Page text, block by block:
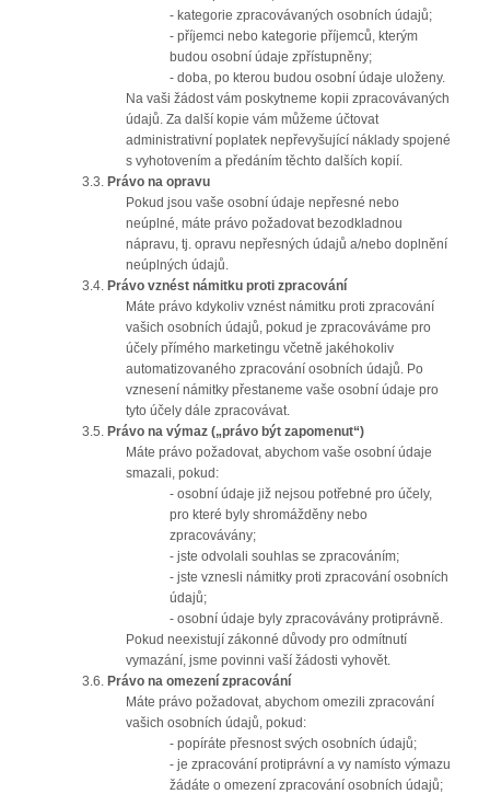
- kategorie zpracovávaných osobních údajů;
- příjemci nebo kategorie příjemců, kterým
budou osobní údaje zpřístupněny;
- doba, po kterou budou osobní údaje uloženy.
Na vaši žádost vám poskytneme kopii zpracovávaných
údajů. Za další kopie vám můžeme účtovat
administrativní poplatek nepřevyšující náklady spojené
s vyhotovením a předáním těchto dalších kopií.
3.3. Právo na opravu
Pokud jsou vaše osobní údaje nepřesné nebo
neúplné, máte právo požadovat bezodkladnou
nápravu, tj. opravu nepřesných údajů a/nebo doplnění
neúplných údajů.
3.4. Právo vznést námitku proti zpracování
Máte právo kdykoliv vznést námitku proti zpracování
vašich osobních údajů, pokud je zpracováváme pro
účely přímého marketingu včetně jakéhokoliv
automatizovaného zpracování osobních údajů. Po
vznesení námitky přestaneme vaše osobní údaje pro
tyto účely dále zpracovávat.
3.5. Právo na výmaz („právo být zapomenut“)
Máte právo požadovat, abychom vaše osobní údaje
smazali, pokud:
- osobní údaje již nejsou potřebné pro účely,
pro které byly shromážděny nebo
zpracovávány;
- jste odvolali souhlas se zpracováním;
- jste vznesli námitky proti zpracování osobních
údajů;
- osobní údaje byly zpracovávány protiprávně.
Pokud neexistují zákonné důvody pro odmítnutí
vymazání, jsme povinni vaší žádosti vyhovět.
3.6. Právo na omezení zpracování
Máte právo požadovat, abychom omezili zpracování
vašich osobních údajů, pokud:
- popíráte přesnost svých osobních údajů;
- je zpracování protiprávní a vy namísto výmazu
žádáte o omezení zpracování osobních údajů;